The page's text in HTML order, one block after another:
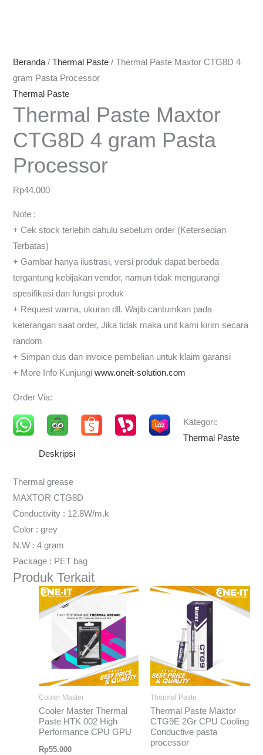
Beranda/Thermal Paste / Thermal Paste Maxtor CTG8D 4
gram Pasta Processor
Thermal Paste
Thermal Paste Maxtor
CTG8D 4 gram Pasta
Processor
Rp44.000
Note :
+ Cek stock terlebih dahulu sebelum order (Ketersedian
Terbatas)
+ Gambar hanya ilustrasi, versi produk dapat berbeda
tergantung kebijakan vendor, namun tidak mengurangi
spesifikasi dan fungsi produk
+ Request warna, ukuran dll. Wajib cantumkan pada
keterangan saat order, Jika tidak maka unit kami kirim secara
random
+ Simpan dus dan invoice pembelian untuk klaim garansi
+ More Info Kunjungiwww.oneit-solution.com
Order Via:
Kategori:
Thermal Paste
Deskripsi
Thermal grease
MAXTOR CTG8D
Conductivity : 12.8W/m.k
Color : grey
N.W : 4 gram
Package : PET bag
Produk Terkait
Cooler Master
Cooler Master Thermal
Paste HTK 002 High
Performance CPU GPU
Rp55.000
Thermal Paste
Thermal Paste Maxtor
CTG9E 2Gr CPU Cooling
Conductive pasta
processor